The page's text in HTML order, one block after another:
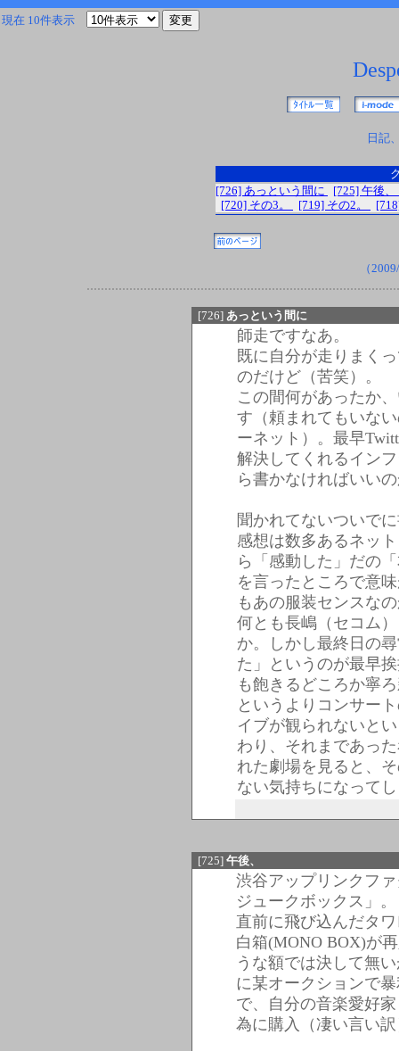
現在 10件表示
日記
[726] あっという間に
[725] 午後、
[720] その3。
[719] その2。
（
[726] あっという間に
師走ですなあ。
既に自分が走りまく
のだけど（苦笑）。
この間何があったか
す（頼まれてもいな
ーネット）。最早
解決してくれるイン
ら書かなければいい
聞かれてないついで
感想は数多あるネッ
ら「感動した」だの
を言ったところで意
もあの服装センスな
何とも長嶋（セコム
か。しかし最終日の
た」というのが最早
も飽きるどころか寧
というよりコンサー
イブが観られないと
わり、それまであっ
れた劇場を見ると、
ない気持ちになって
[725] 午後、
渋谷アップリンクフ
ジュークボックス」。
直前に飛び込んだタ
白箱(MONO BOX)が
うな額では決して無
に某オークションで
で、自分の音楽愛好
為に購入（凄い言い